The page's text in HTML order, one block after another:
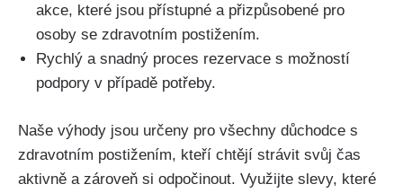
akce, které jsou přístupné a přizpůsobené pro
osoby se zdravotním postižením.
Rychlý a snadný proces rezervace s možností
podpory v případě potřeby.
Naše výhody jsou určeny pro všechny důchodce s
zdravotním postižením, kteří chtějí strávit svůj čas
aktivně a zároveň si odpočinout. Využijte slevy, které